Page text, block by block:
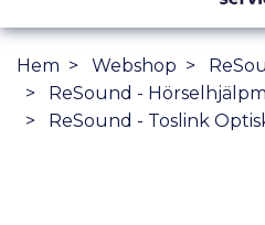
Hem Webshop
ReSound -
ReSound - Toslink